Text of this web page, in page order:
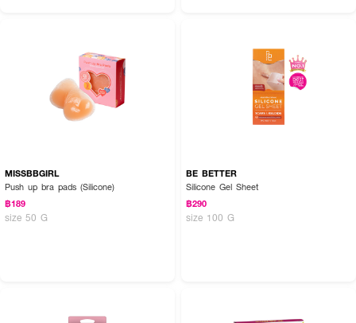
MISSBBGIRL
Push up bra pads (Silicone)
฿189
size 50 G
BE BETTER
Silicone Gel Sheet
฿290
size 100 G